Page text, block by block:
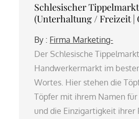
Schlesischer Tippelmarkt
(Unterhaltung / Freizeit |
By : Firma Marketing-
Der Schlesische
Handwerkermarkt im
Wortes. Hier stehen die
Töpfer mit ihrem Namen
und die Einzigartigkeit ihrer